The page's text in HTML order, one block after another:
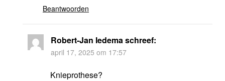
Beantwoorden
Robert-Jan Iedemaschreef:
april 17, 2025 om 17:57
Knieprothese?